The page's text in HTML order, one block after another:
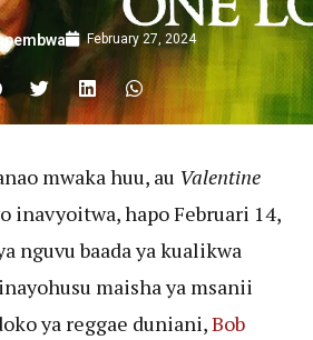
February 27, 2024
mwaka huu, au Valentine
inavyoitwa, hapo Februari 14,
nguvu baada ya kualikwa
maisha ya msanii
ya reggae duniani,Bob